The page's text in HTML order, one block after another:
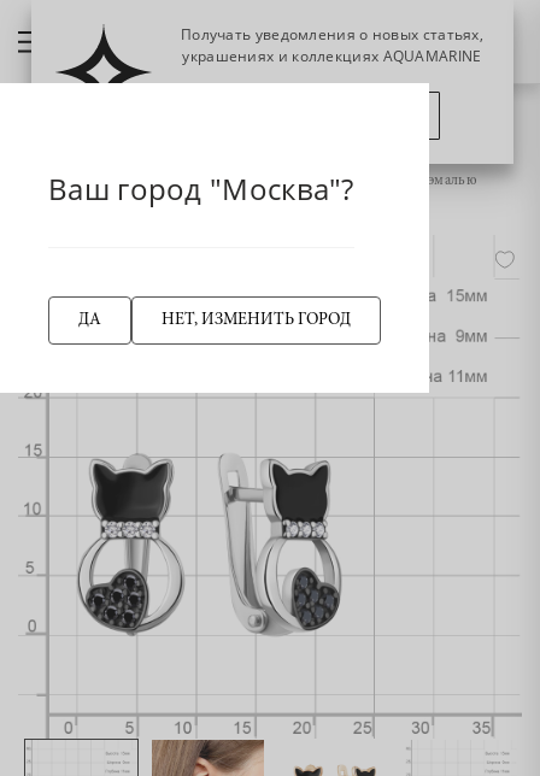
400792АЧ Серьги из Серебра с нанокристаллами, фианитами, эмалью
Ваш город "Москва"?
ДА НЕТ, ИЗМЕНИТЬ ГОРОД
Получать уведомления о новых статьях,
украшениях и коллекциях AQUAMARINE